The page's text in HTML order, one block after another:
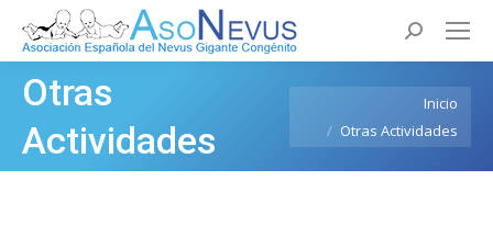
Buscar:
Otras
Actividades
Inicio
Otras Actividades